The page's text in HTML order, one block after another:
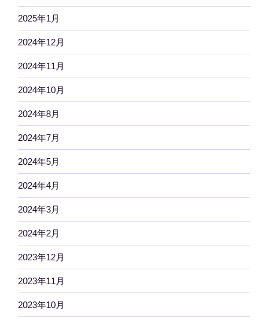
2025年1月
2024年12月
2024年11月
2024年10月
2024年8月
2024年7月
2024年5月
2024年4月
2024年3月
2024年2月
2023年12月
2023年11月
2023年10月